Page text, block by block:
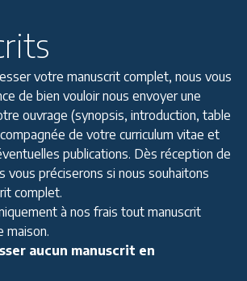
votre manuscrit complet, nous vous
de bien vouloir nous envoyer une
ouvrage (synopsis, introduction, table
de votre curriculum vitae et
publications. Dès réception de
vous préciserons si nous souhaitons
complet.
à nos frais tout manuscrit
maison.
aucun manuscrit en